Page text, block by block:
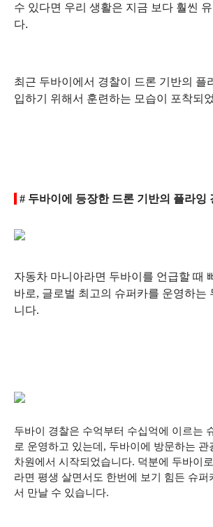
수 있다면 우리 생활은 지금 보다 훨씬
다.
최근 두바이에서 경찰이 드론 기반의 플
입하기 위해서 훈련하는 모습이 포착되
# 두바이에 등장한 드론 기반의 플라잉
자동차 마니아라면 두바이를 언급할 때
바로, 글로벌 최고의 슈퍼카를 운영하는
니다.
두바이 경찰은 수억부터 수십억에 이르는
로 운영하고 있는데, 두바이에 방문하는 관
차원에서 시작되었습니다. 덕분에 두바이
라면 평생 살면서도 한번에 보기 힘든 슈퍼
서 만날 수 있습니다.